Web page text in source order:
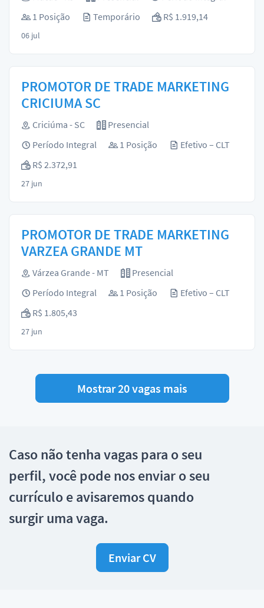
1 Posição
Temporário R$ 1.919,14
06 jul
PROMOTOR DE TRADE MARKETING
CRICIUMA SC
Criciúma - SC
Presencial
Período Integral
1 Posição
Efetivo – CLT
R$ 2.372,91
27 jun
PROMOTOR DE TRADE MARKETING
VARZEA GRANDE MT
Várzea Grande - MT
Presencial
Período Integral
1 Posição
Efetivo – CLT
R$ 1.805,43
27 jun
Mostrar 20 vagas mais
Caso não tenha vagas para o seu
perfil, você pode nos enviar o seu
currículo e avisaremos quando
surgir uma vaga.
Enviar CV